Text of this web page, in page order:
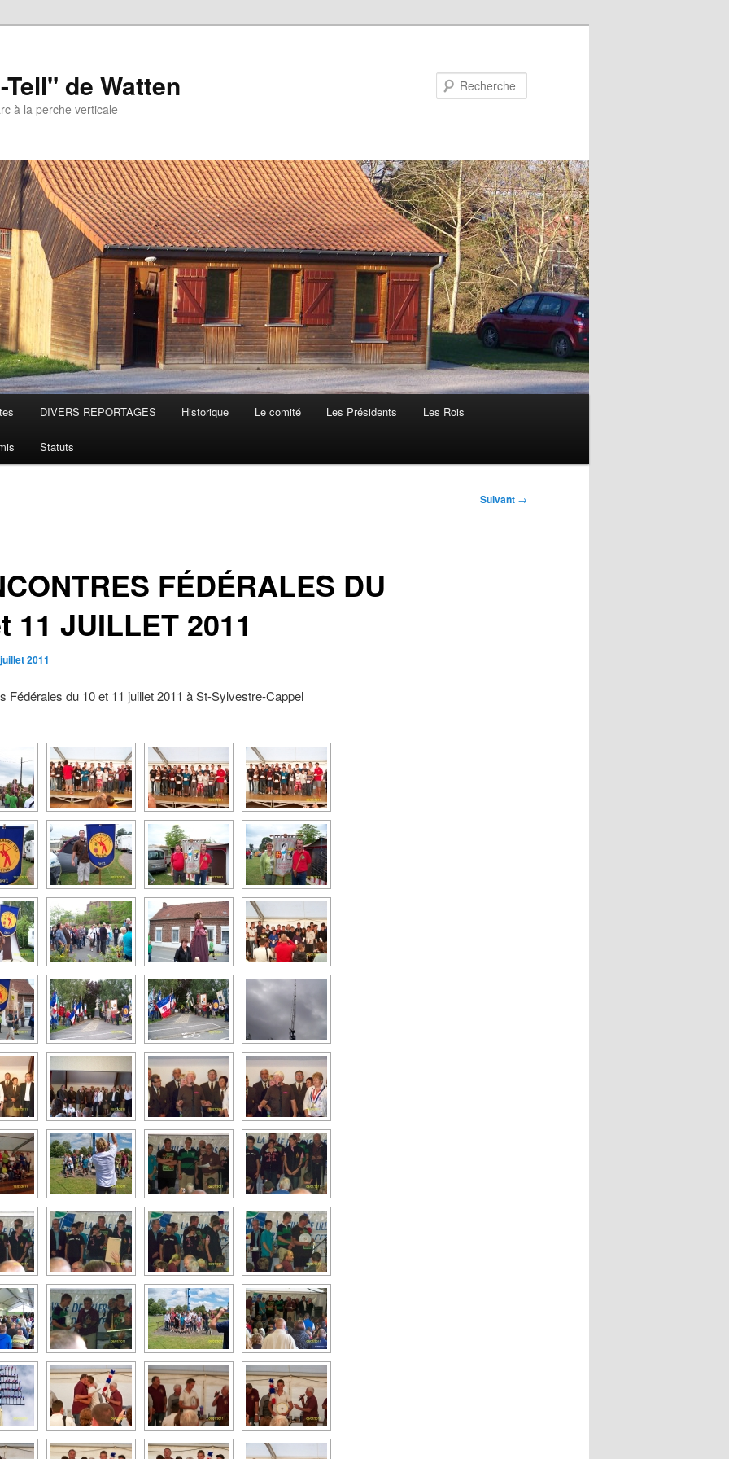
de Watten
à la perche verticale
DIVERS REPORTAGES Historique Le comité Les Présidents Les Rois
Statuts
Suivant →
FÉDÉRALES DU
11 JUILLET 2011
2011
Fédérales du 10 et 11 juillet 2011 à St-Sylvestre-Cappel